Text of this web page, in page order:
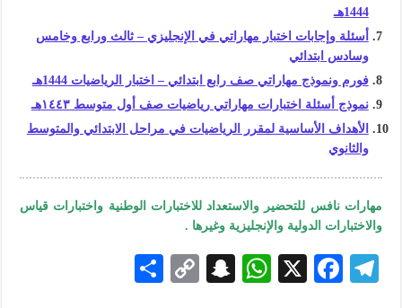
1444هـ
أسئلة وإجابات اختبار مهاراتي في الإنجليزي – ثالث ورابع وخامس
وسادس ابتدائي
فورم ونموذج مهاراتي صف رابع ابتدائي – اختبار الرياضيات 1444هـ
نموذج أسئلة اختبارات مهاراتي رياضيات صف أول متوسط ١٤٤٣هـ
الأهداف الأساسية لمقرر الرياضيات في مراحل الابتدائي والمتوسط
والثانوي
مهارات نافس للتحضير والاستعداد للاختبارات الوطنية واختبارات قياس
والاختبارات الدولية والإنجليزية وغيرها .
Te
F
X
W
S
C